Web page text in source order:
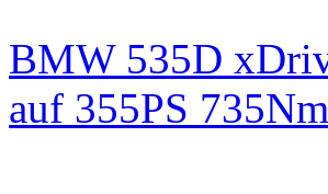
BMW 535D
auf 355PS